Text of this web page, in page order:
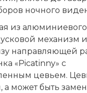
ночного
из алюминиевого
механизм
направляющей
«Picatinny» с
цевьем.
а может быть